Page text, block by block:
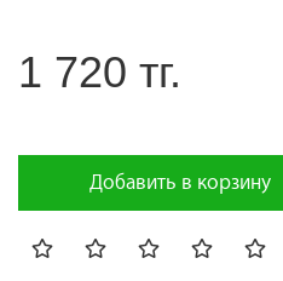
1 720 тг.
Добавить в корзину